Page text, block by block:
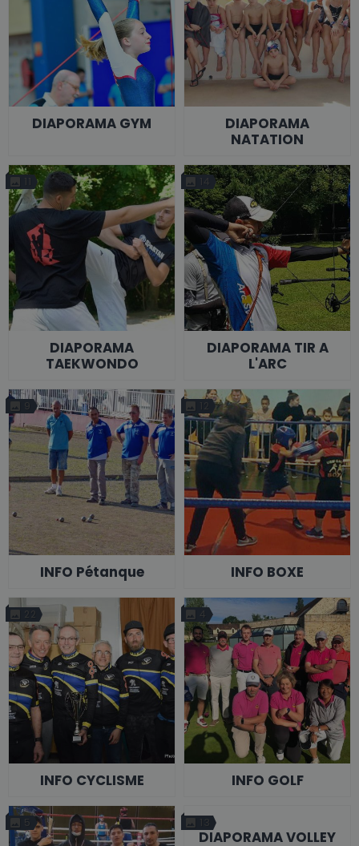
DIAPORAMA GYM
DIAPORAMA
NATATION
DIAPORAMA
TAEKWONDO
14
DIAPORAMA TIR A
L'ARC
9
INFO Pétanque
12
INFO BOXE
22
INFO CYCLISME
4
INFO GOLF
5 13
DIAPORAMA VOLLEY